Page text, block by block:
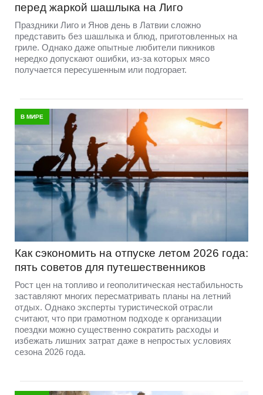
перед жаркой шашлыка на Лиго
Праздники Лиго и Янов день в Латвии сложно
представить без шашлыка и блюд, приготовленных на
гриле. Однако даже опытные любители пикников
нередко допускают ошибки, из-за которых мясо
получается пересушенным или подгорает.
В МИРЕ
Как сэкономить на отпуске летом 2026 года:
пять советов для путешественников
Рост цен на топливо и геополитическая нестабильность
заставляют многих пересматривать планы на летний
отдых. Однако эксперты туристической отрасли
считают, что при грамотном подходе к организации
поездки можно существенно сократить расходы и
избежать лишних затрат даже в непростых условиях
сезона 2026 года.